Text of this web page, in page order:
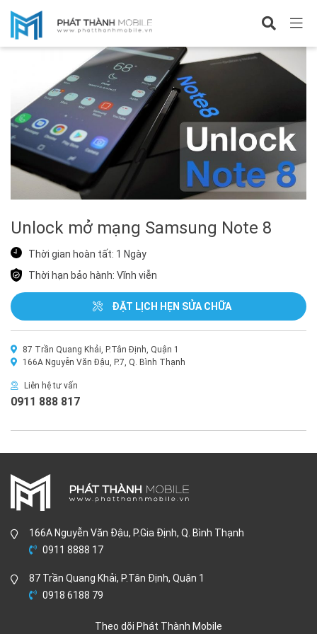
Sửa Samsung Note 8
Unlock mở mạng Samsung Note 8
Thời gian hoàn tất: 1 Ngày
Thời hạn bảo hành: Vĩnh viễn
ĐẶT LỊCH HẸN SỬA CHỮA
87 Trần Quang Khải, P.Tân Định, Quận 1
166A Nguyễn Văn Đậu, P.7, Q. Bình Thạnh
Liên hệ tư vấn
0911 888 817
166A Nguyễn Văn Đậu, P.Gia Định, Q. Bình Thạnh
0911 8888 17
87 Trần Quang Khải, P.Tân Định, Quận 1
0918 6188 79
Theo dõi Phát Thành Mobile